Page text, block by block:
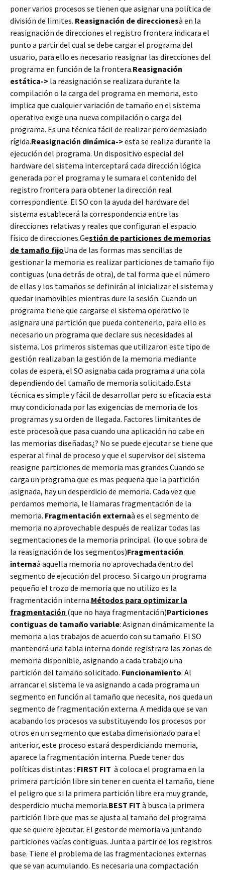
poner varios procesos se tienen que asignar una política de
división de limites. Reasignación de direccionesà en la
reasignación de direcciones el registro frontera indicara el
punto a partir del cual se debe cargar el programa del
usuario, para ello es necesario reasignar las direcciones del
programa en función de la frontera.Reasignación
estática-> la reasignación se realizara durante la
compilación o la carga del programa en memoria, esto
implica que cualquier variación de tamaño en el sistema
operativo exige una nueva compilación o carga del
programa. Es una técnica fácil de realizar pero demasiado
rígida.Reasignación dinámica->esta se realiza durante la
ejecución del programa. Un dispositivo especial del
hardware del sistema interceptará cada dirección lógica
generada por el programa y le sumara el contenido del
registro frontera para obtener la dirección real
correspondiente. El SO con la ayuda del hardware del
sistema establecerá la correspondencia entre las
direcciones relativas y reales que configuran el espacio
físico de direcciones.Gestión de particiones de memorias
de tamaño fijoUna de las formas mas sencillas de
gestionar la memoria es realizar particiones de tamaño fijo
contiguas (una detrás de otra), de tal forma que el número
de ellas y los tamaños se definirán al inicializar el sistema y
quedar inamovibles mientras dure la sesión. Cuando un
programa tiene que cargarse el sistema operativo le
asignara una partición que pueda contenerlo, para ello es
necesario un programa que declare sus necesidades al
sistema. Los primeros sistemas que utilizaron este tipo de
gestión realizaban la gestión de la memoria mediante
colas de espera, el SO asignaba cada programa a una cola
dependiendo del tamaño de memoria solicitado.Esta
técnica es simple y fácil de desarrollar pero su eficacia esta
muy condicionada por las exigencias de memoria de los
programas y su orden de llegada. Factores limitantes de
este procesoà que pasa cuando una aplicación no cabe en
las memorias diseñadas¿? No se puede ejecutar se tiene que
esperar al final de proceso y que el supervisor del sistema
reasigne particiones de memoria mas grandes.Cuando se
carga un programa que es mas pequeña que la partición
asignada, hay un desperdicio de memoria. Cada vez que
perdamos memoria, le llamaras fragmentación de la
memoria. Fragmentación externaà es el segmento de
memoria no aprovechable después de realizar todas las
segmentaciones de la memoria principal. (lo que sobra de
la reasignación de los segmentos)Fragmentación
internaà aquella memoria no aprovechada dentro del
segmento de ejecución del proceso. Si cargo un programa
pequeño el trozo de memoria que no utilizo es la
fragmentación interna.Métodos para optimizar la
fragmentación (que no haya fragmentación)Particiones
contiguas de tamaño variable: Asignan dinámicamente la
memoria a los trabajos de acuerdo con su tamaño. El SO
mantendrá una tabla interna donde registrara las zonas de
memoria disponible, asignando a cada trabajo una
partición del tamaño solicitado. Funcionamiento: Al
arrancar el sistema le va asignando a cada programa un
segmento en función al tamaño que necesita, nos queda un
segmento de fragmentación externa. A medida que se van
acabando los procesos va substituyendo los procesos por
otros en un segmento que estaba dimensionado para el
anterior, este proceso estará desperdiciando memoria,
aparece la fragmentación interna. Puede tener dos
políticas distintas : FIRST FIT à coloca el programa en la
primera partición libre sin tener en cuenta el tamaño, tiene
el peligro que si la primera partición libre era muy grande,
desperdicio mucha memoria.BEST FIT à busca la primera
partición libre que mas se ajusta al tamaño del programa
que se quiere ejecutar. El gestor de memoria va juntando
particiones vacías contiguas. Junta a partir de los registros
base. Tiene el problema de las fragmentaciones externas
que se van acumulando. Es necesaria una compactación